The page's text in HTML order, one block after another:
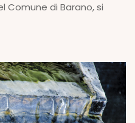
Comune di Barano, si